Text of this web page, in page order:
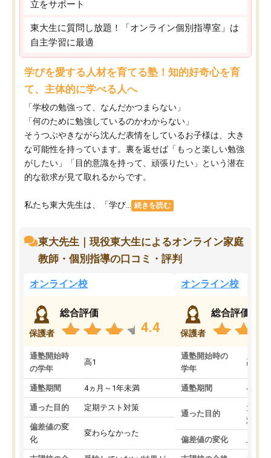
立をサポート
東大生に質問し放題！「オンライン個別指導室」は
自主学習に最適
学びを愛する人材を育てる塾！知的好奇心を育
て、主体的に学べる人へ
「学校の勉強って、なんだかつまらない」
「何のために勉強しているのかわからない」
そうつぶやきながら沈んだ表情をしているお子様は、大き
な可能性を持っています。裏を返せば「もっと楽しい勉強
がしたい」「目的意識を持って、頑張りたい」という潜在
的な欲求が見て取れるからです。
私たち東大先生は、「学び... 続きを読む
東大先生｜現役東大生によるオンライン家庭
教師・個別指導の口コミ・評判
オンライン校
保護者
総合評価
4.4
通塾開始時
の学年
高1
通塾期間 4ヵ月～1年未満
通った目的 定期テスト対策
偏差値の変
化
変わらなかった
オンライン校
保護者
総合評価
通塾開始時の
学年
高3
通塾期間 4ヵ月
通った目的
大学
対策
偏差値の変化 上が